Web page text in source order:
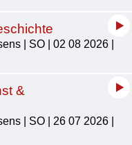
| SO | 02 08 2026 |
&
| SO | 26 07 2026 |